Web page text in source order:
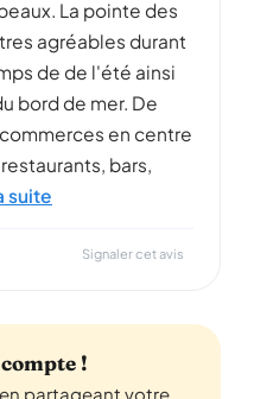
La pointe des
agréables durant
de de l'été ainsi
bord de mer. De
en centre
bars,
suite
Signaler cet avis
!
partageant votre